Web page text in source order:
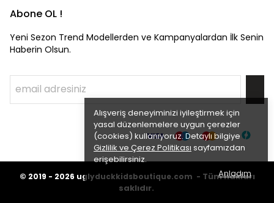
Alışveriş deneyiminizi iyileştirmek için
yasal düzenlemelere uygun çerezler
(cookies) kullanıyoruz. Detaylı bilgiye
Gizlilik ve Çerez Politikası sayfamızdan
erişebilirsiniz.
Anladım
Abone OL !
Yeni Sezon Trend Modellerden ve Kampanyalardan İlk Senin
Haberin Olsun.
© 2019 - 2026 uglyduckkidsboutique.com - Tüm hakları
saklıdır.